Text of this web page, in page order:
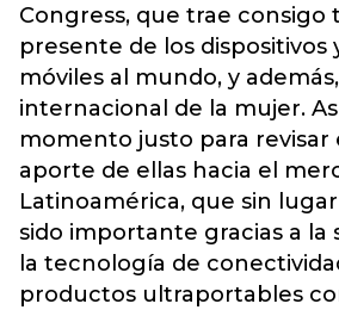
Congress, que trae
presente de los dispositivos
móviles al mundo, y
internacional de la mujer.
momento justo para revisar
aporte de ellas hacia el
Latinoamérica, que sin
sido importante gracias a la
la tecnología de
productos ultraportables